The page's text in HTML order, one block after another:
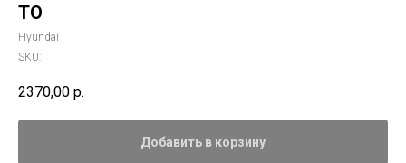
ТО
Hyundai
SKU:
2370,00 р.
Добавить в корзину